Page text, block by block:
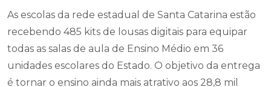
As escolas da rede estadual de Santa Catarina estão
recebendo 485 kits de lousas digitais para equipar
todas as salas de aula de Ensino Médio em 36
unidades escolares do Estado. O objetivo da entrega
é tornar o ensino ainda mais atrativo aos 28,8 mil